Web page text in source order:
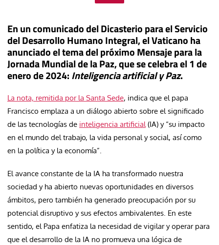
En un comunicado del Dicasterio para el Servicio
del Desarrollo Humano Integral, el Vaticano ha
anunciado el tema del próximo Mensaje para la
Jornada Mundial de la Paz, que se celebra el 1 de
enero de 2024:Inteligencia artificial y Paz.
La nota, remitida por la Santa Sede, indica que el papa
Francisco emplaza a un diálogo abierto sobre el significado
de las tecnologías de inteligencia artificial(IA) y “su impacto
en el mundo del trabajo, la vida personal y social, así como
en la política y la economía”.
El avance constante de la IA ha transformado nuestra
sociedad y ha abierto nuevas oportunidades en diversos
ámbitos, pero también ha generado preocupación por su
potencial disruptivo y sus efectos ambivalentes. En este
sentido, el Papa enfatiza la necesidad de vigilar y operar para
que el desarrollo de la IA no promueva una lógica de